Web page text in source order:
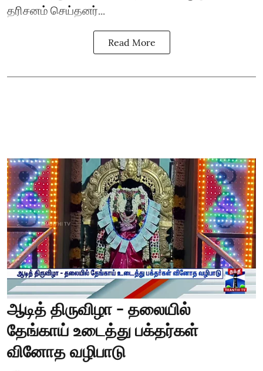
தரிசனம் செய்தனர்...
Read More
ஆடித் திருவிழா - தலையில்
தேங்காய் உடைத்து பக்தர்கள்
வினோத வழிபாடு